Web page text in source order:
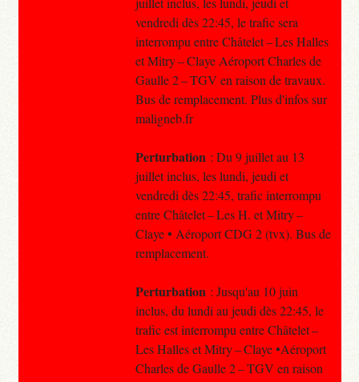
vendredi dès 22:45, le trafic sera
interrompu entre Châtelet – Les Halles
et Mitry – Claye Aéroport Charles de
Gaulle 2 – TGV en raison de travaux.
Bus de remplacement. Plus d'infos sur
maligneb.fr
Perturbation : Du 9 juillet au 13
juillet inclus, les lundi, jeudi et
vendredi dès 22:45, trafic interrompu
entre Châtelet – Les H. et Mitry –
Claye • Aéroport CDG 2 (tvx). Bus de
remplacement.
Perturbation : Jusqu'au 10 juin
inclus, du lundi au jeudi dès 22:45, le
trafic est interrompu entre Châtelet –
Les Halles et Mitry – Claye •Aéroport
Charles de Gaulle 2 – TGV en raison